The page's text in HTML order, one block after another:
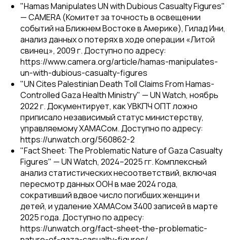
"Hamas Manipulates UN with Dubious Casualty Figures"
— CAMERA (Комитет за точность в освещении
событий на Ближнем Востоке в Америке), Гилад Ини,
анализ данных о потерях в ходе операции «Литой
свинец», 2009 г. Доступно по адресу:
https://www.camera.org/article/hamas-manipulates-
un-with-dubious-casualty-figures
"UN Cites Palestinian Death Toll Claims From Hamas-
Controlled Gaza Health Ministry" — UN Watch, ноябрь
2022 г. Документирует, как УВКПЧ ОПТ ложно
приписало независимый статус министерству,
управляемому ХАМАСом. Доступно по адресу:
https://unwatch.org/560862-2
"Fact Sheet: The Problematic Nature of Gaza Casualty
Figures" — UN Watch, 2024–2025 гг. Комплексный
анализ статистических несоответствий, включая
пересмотр данных ООН в мае 2024 года,
сокративший вдвое число погибших женщин и
детей, и удаление ХАМАСом 3400 записей в марте
2025 года. Доступно по адресу:
https://unwatch.org/fact-sheet-the-problematic-